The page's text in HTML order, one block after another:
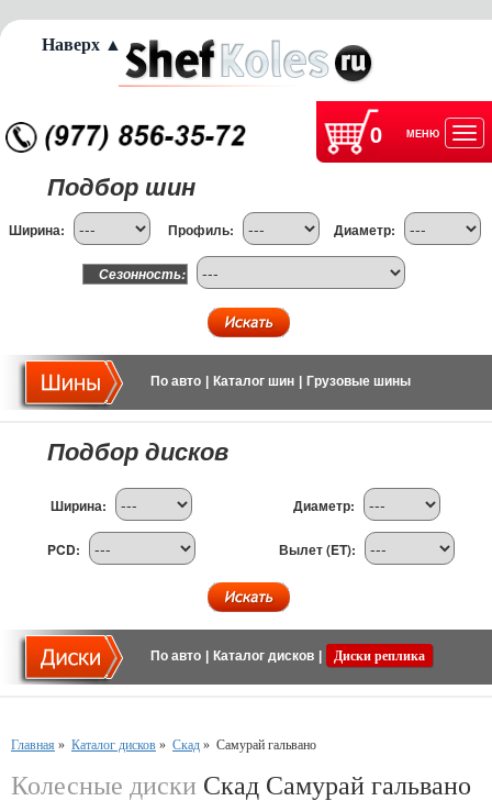
0 МЕНЮ
Подбор шин
Ширина: Профиль: Диаметр:
Сезонность:
По авто Каталог шин Грузовые шины
Подбор дисков
Ширина: Диаметр:
PCD: Вылет (ET):
По авто Каталог дисков Диски реплика
Главная » Каталог дисков » Скад » Самурай гальвано
Колесные диски Скад Самурай гальвано
Наверх ▲